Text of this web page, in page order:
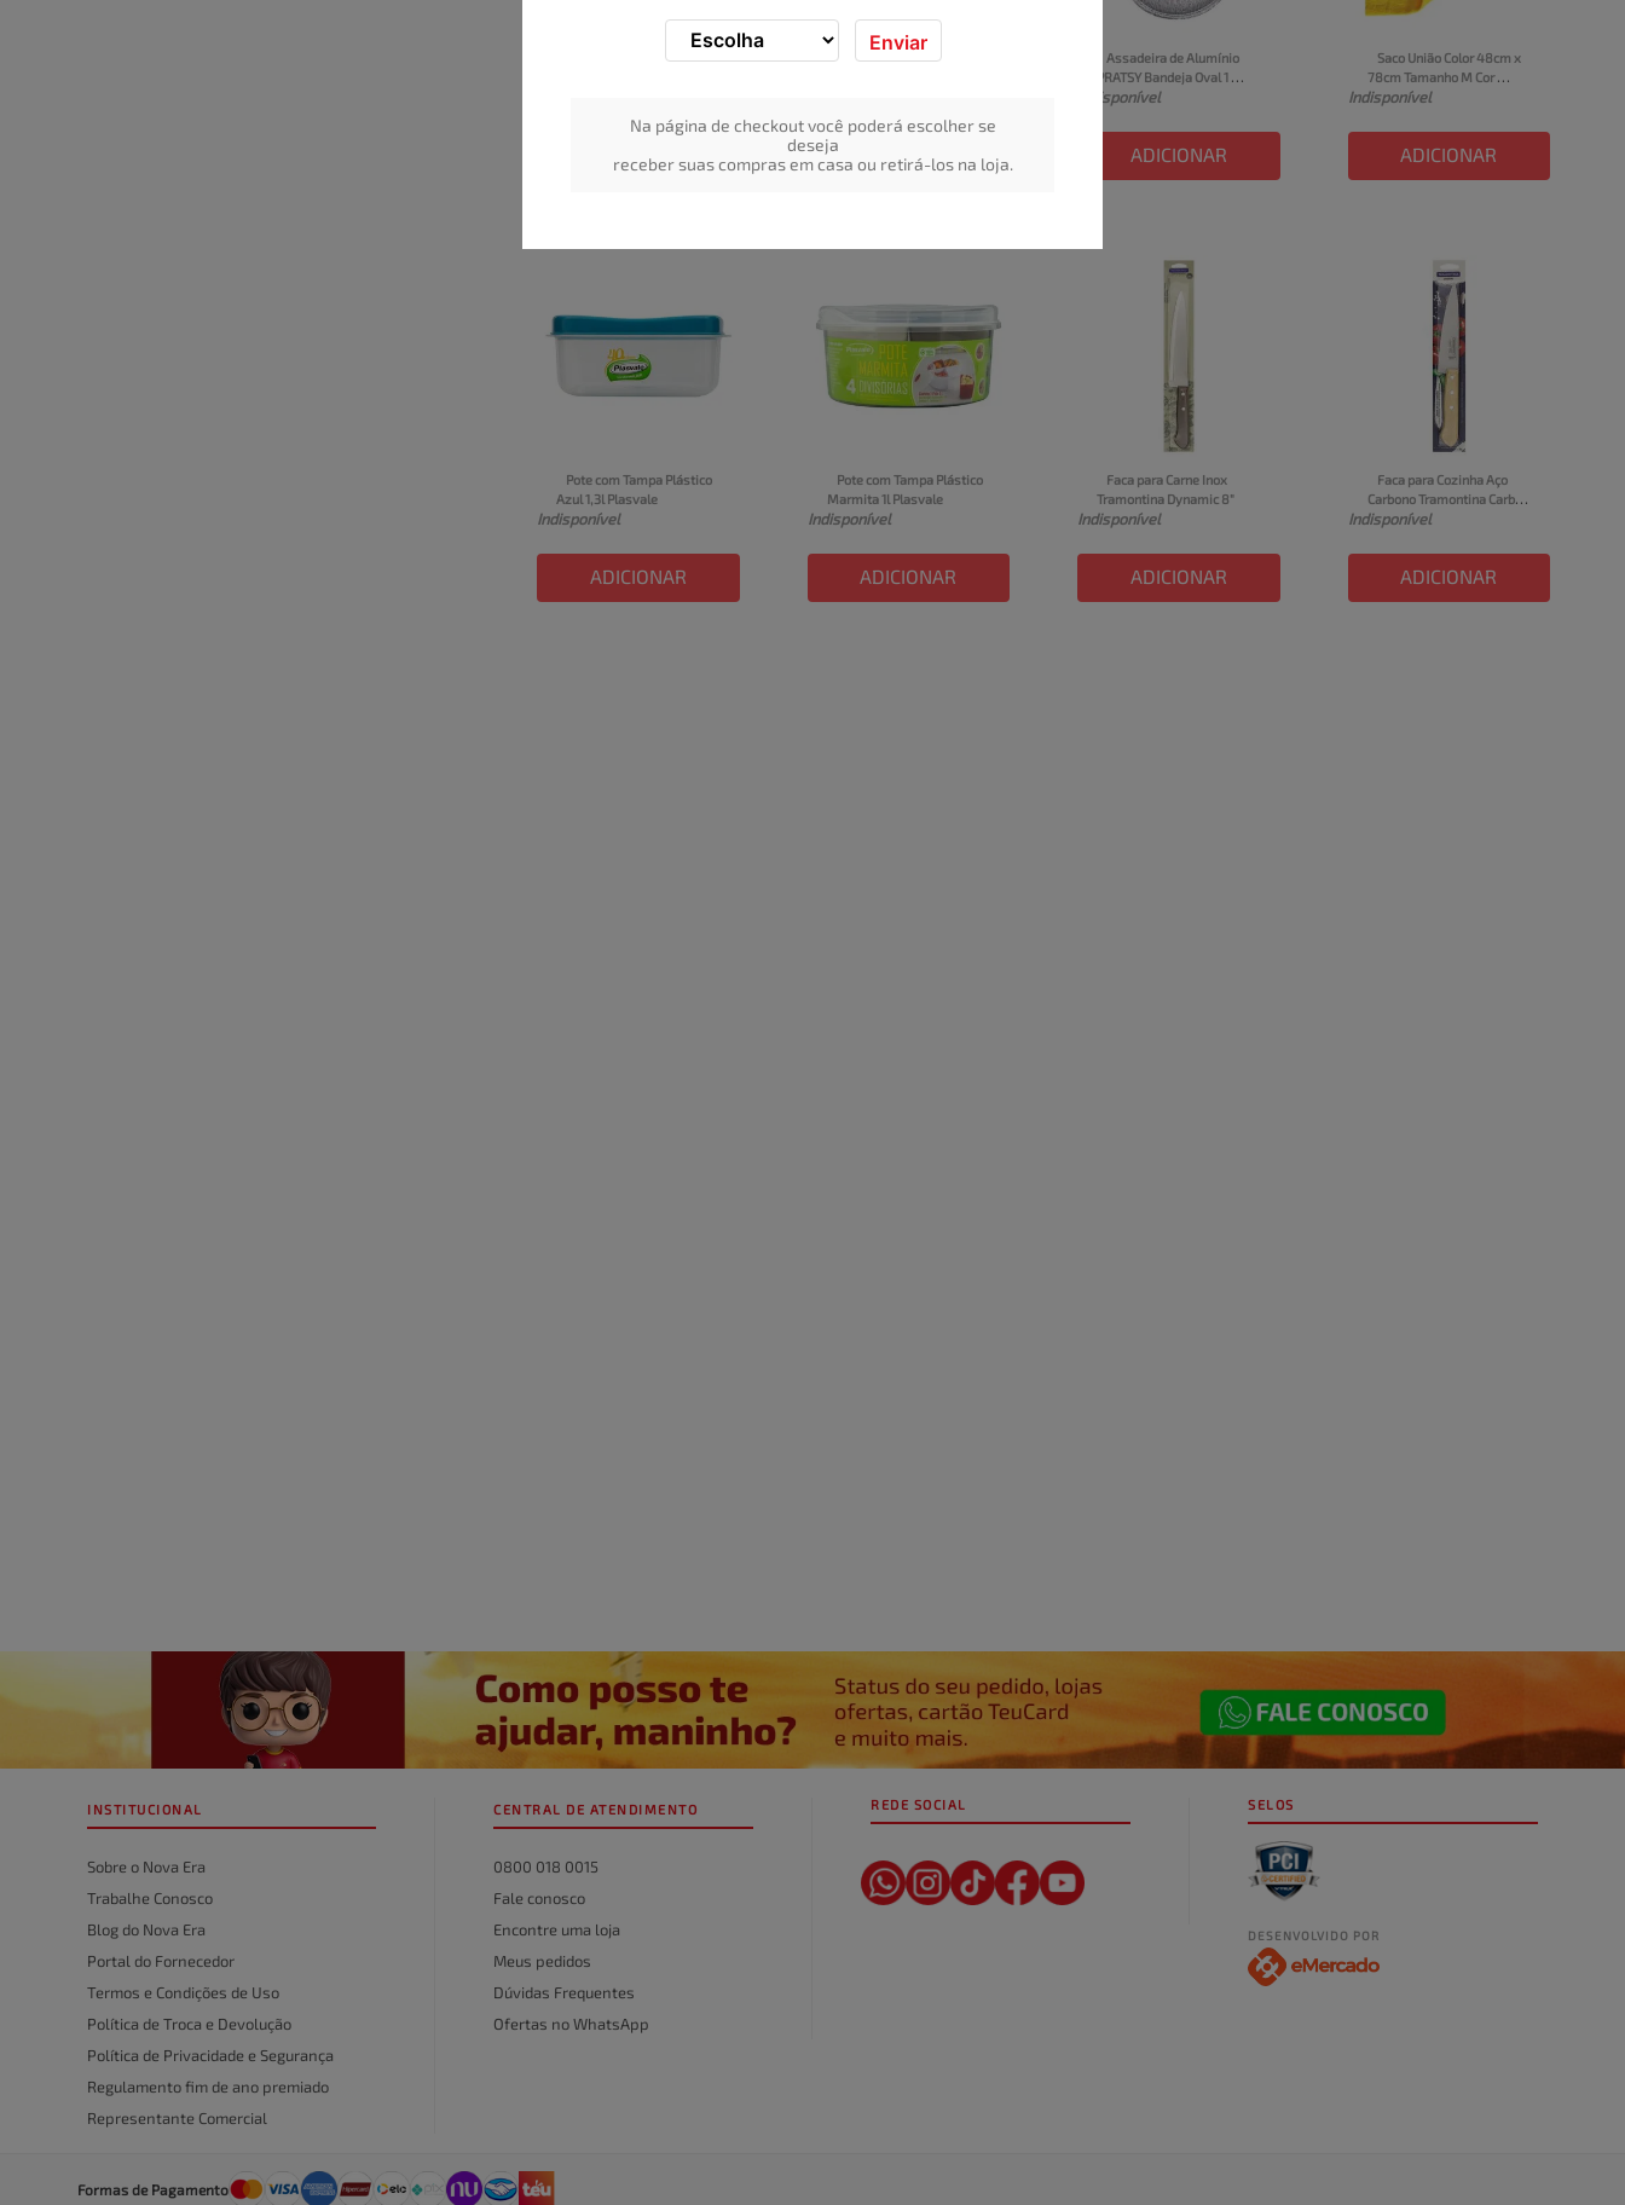
Enviar
Na página de checkout você poderá escolher se
deseja
receber suas compras em casa ou retirá-los na loja.
Assadeira Retangular de
ADICIONAR
Copo de Cerveja Munich
ADICIONAR
Assadeira de Alumínio
PRATSY Bandeja Oval 1
Unidade 7L
Indisponível
ADICIONAR
Saco União Color 48cm x
78cm Tamanho M Cor
Amarela 1 Unidade
Indisponível
ADICIONAR
Pote com Tampa Plástico
Azul 1,3l Plasvale
Indisponível
ADICIONAR
Pote com Tampa Plástico
Marmita 1l Plasvale
Indisponível
ADICIONAR
Faca para Carne Inox
Tramontina Dynamic 8"
Indisponível
ADICIONAR
Faca para Cozinha Aço
Carbono Tramontina Carbon
6"
Indisponível
ADICIONAR
INSTITUCIONAL
Sobre o Nova Era
Trabalhe Conosco
Blog do Nova Era
Portal do Fornecedor
Termos e Condições de Uso
Política de Troca e Devolução
Política de Privacidade e Segurança
Regulamento fim de ano premiado
Representante Comercial
CENTRAL DE ATENDIMENTO
0800 018 0015
Fale conosco
Encontre uma loja
Meus pedidos
Dúvidas Frequentes
Ofertas no WhatsApp
REDE SOCIAL SELOS
DESENVOLVIDO POR
Formas de Pagamento